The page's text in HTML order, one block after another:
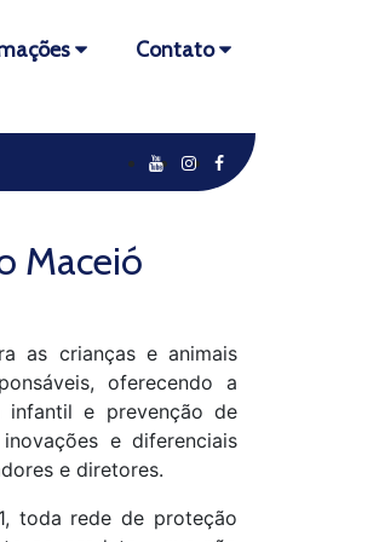
Contato
Maceió
as crianças e animais
oferecendo a
infantil e prevenção de
e diferenciais
e diretores.
toda rede de proteção